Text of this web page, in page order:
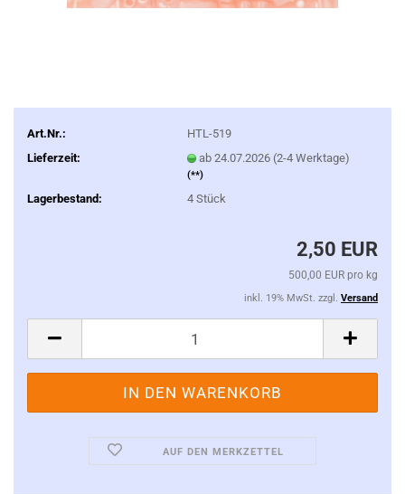
Art.Nr.:
HTL-519
Lieferzeit:
ab 24.07.2026 (2-4 Werktage)
(**)
Lagerbestand: 4 Stück
2,50 EUR
500,00 EUR pro kg
inkl. 19% MwSt. zzgl. Versand
AUF DEN MERKZETTEL